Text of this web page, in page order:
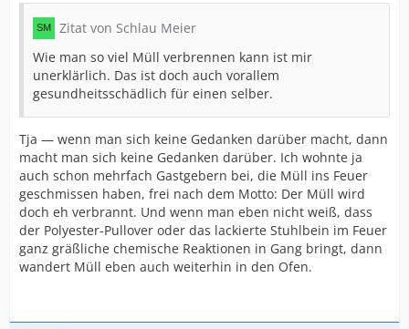
Zitat von Schlau Meier
Wie man so viel Müll verbrennen kann ist mir
unerklärlich. Das ist doch auch vorallem
gesundheitsschädlich für einen selber.
Tja — wenn man sich keine Gedanken darüber macht, dann
macht man sich keine Gedanken darüber. Ich wohnte ja
auch schon mehrfach Gastgebern bei, die Müll ins Feuer
geschmissen haben, frei nach dem Motto: Der Müll wird
doch eh verbrannt. Und wenn man eben nicht weiß, dass
der Polyester-Pullover oder das lackierte Stuhlbein im Feuer
ganz gräßliche chemische Reaktionen in Gang bringt, dann
wandert Müll eben auch weiterhin in den Ofen.